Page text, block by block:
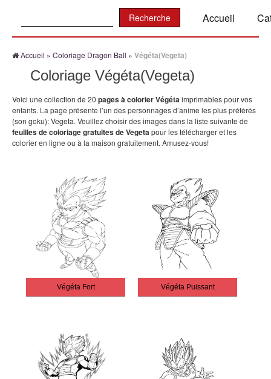
Accueil
Accueil » Coloriage Dragon Ball » Végéta(Vegeta)
Coloriage Végéta(Vegeta)
Voici une collection de 20 pages à colorier Végétaimprimables pour vos
enfants. La page présente l’un des personnages d’anime les plus préférés
(son goku): Vegeta. Veuillez choisir des images dans la liste suivante de
feuilles de coloriage gratuites de Vegetapour les télécharger et les
colorier en ligne ou à la maison gratuitement. Amusez-vous!
Végéta Fort Végéta Puissant